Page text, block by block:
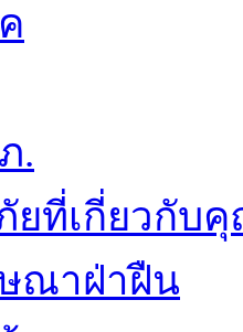
.
ยที่เกี่ยวกับ
ณาฝ่าฝืน